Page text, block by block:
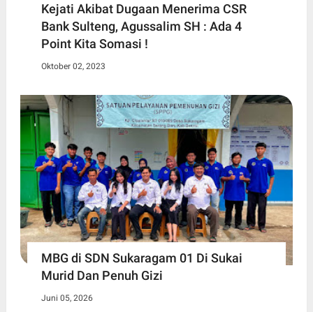
Kejati Akibat Dugaan Menerima CSR
Bank Sulteng, Agussalim SH : Ada 4
Point Kita Somasi !
Oktober 02, 2023
MBG di SDN Sukaragam 01 Di Sukai
Murid Dan Penuh Gizi
Juni 05, 2026